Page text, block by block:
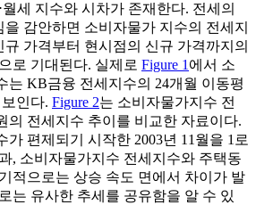
세 지수와 시차가 존재한다. 전세의
감안하면 소비자물가 지수의 전세지
규 가격부터 현시점의 신규 가격까지의
로 기대된다. 실제로 Figure 1 에서 소
는 KB금융 전세지수의 24개월 이동평
인다. Figure 2는 소비자물가지수 전
의 전세지수 추이를 비교한 자료이다.
가 편제되기 시작한 2003년 11월을 1로
, 소비자물가지수 전세지수와 주택동
적으로는 상승 속도 면에서 차이가 발
는 유사한 추세를 공유함을 알 수 있